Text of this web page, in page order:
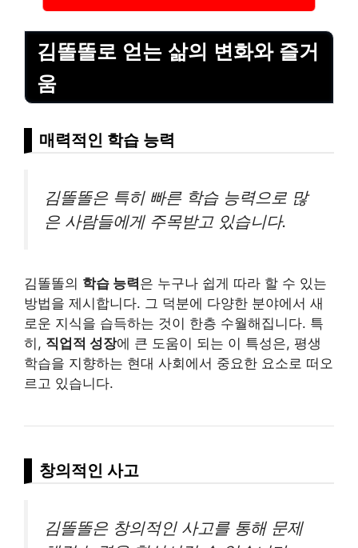
김똘똘로 얻는 삶의 변화와 즐거
움
매력적인 학습 능력
김똘똘은 특히 빠른 학습 능력으로 많
은 사람들에게 주목받고 있습니다.
김똘똘의 학습 능력은 누구나 쉽게 따라 할 수 있는
방법을 제시합니다. 그 덕분에 다양한 분야에서 새
로운 지식을 습득하는 것이 한층 수월해집니다. 특
히, 직업적 성장에 큰 도움이 되는 이 특성은, 평생
학습을 지향하는 현대 사회에서 중요한 요소로 떠오
르고 있습니다.
창의적인 사고
김똘똘은 창의적인 사고를 통해 문제